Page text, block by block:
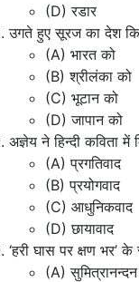
(D) रडार
उगते हुए सूरज का देश
(A) भारत को
(B) श्रीलंका को
(C) भूटान को
(D) जापान को
अज्ञेय ने हिन्दी कविता
(A) प्रगतिवाद
(B) प्रयोगवाद
(C) आधुनिकवाद
(D) छायावाद
‘हरी घास पर क्षण भर’
(A)